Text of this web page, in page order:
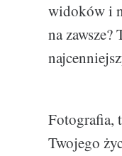
widoków i
na
Fotografia,
Twojego